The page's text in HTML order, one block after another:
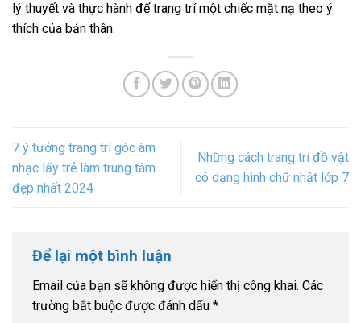
lý thuyết và thực hành để trang trí một chiếc mặt nạ theo ý
thích của bản thân.
7 ý tưởng trang trí góc âm
nhạc lấy trẻ làm trung tâm
đẹp nhất 2024
Những cách trang trí đồ vật
có dạng hình chữ nhật lớp 7
Để lại một bình luận
Email của bạn sẽ không được hiển thị công khai. Các
trường bắt buộc được đánh dấu *